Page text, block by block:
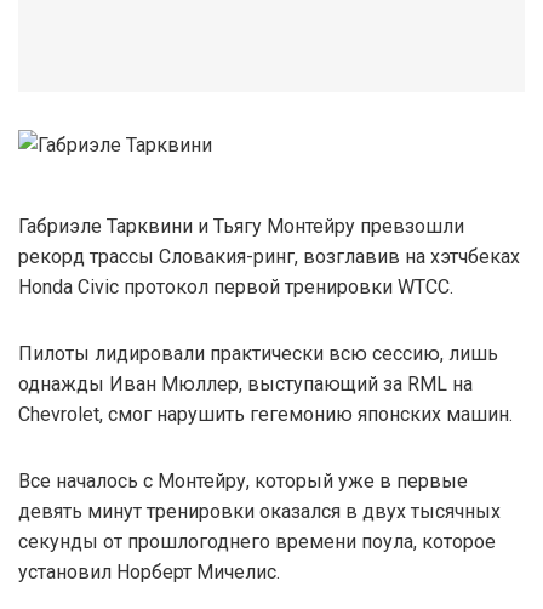
Габриэле Тарквини и Тьягу Монтейру превзошли
рекорд трассы Словакия-ринг, возглавив на хэтчбеках
Honda Civic протокол первой тренировки WTCC.
Пилоты лидировали практически всю сессию, лишь
однажды Иван Мюллер, выступающий за RML на
Chevrolet, смог нарушить гегемонию японских машин.
Все началось с Монтейру, который уже в первые
девять минут тренировки оказался в двух тысячных
секунды от прошлогоднего времени поула, которое
установил Норберт Мичелис.